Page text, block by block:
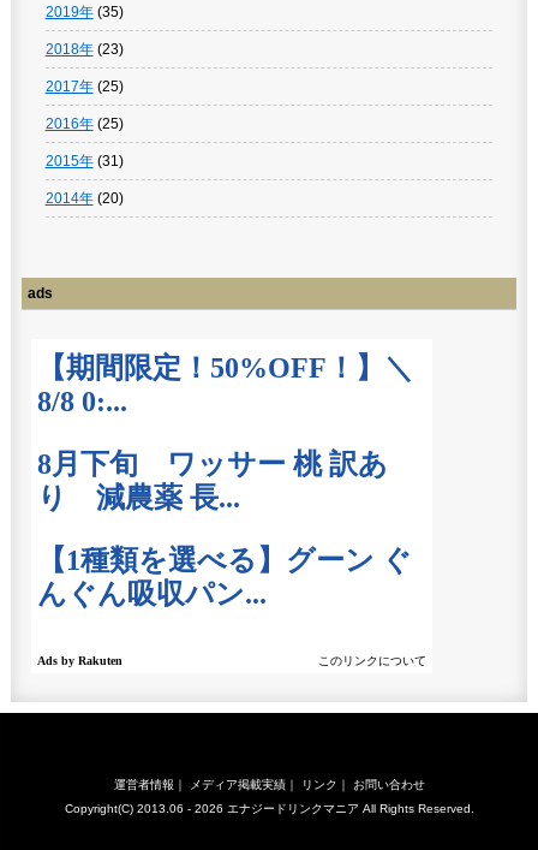
2019年(35)
2018年(23)
2017年(25)
2016年(25)
2015年(31)
2014年(20)
ads
運営者情報 ｜ メディア掲載実績｜ リンク ｜
お問い合わせ
Copyright(C) 2013.06 - 2026 エナジードリンクマニア All Rights Reserved.